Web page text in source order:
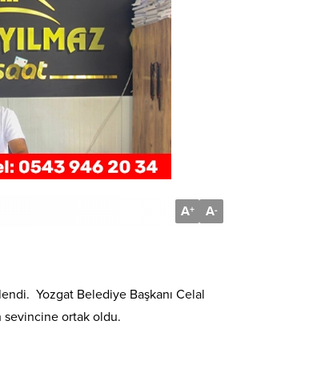
A+ A-
Yozgat Belediye Başkanı Celal
sevincine ortak oldu.